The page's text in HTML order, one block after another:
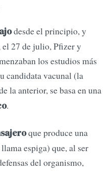
desde el principio, y
el 27 de julio, Pfizer y
los estudios más
candidata vacunal (la
la anterior, se basa en una
.
que produce una
espiga) que, al ser
del organismo,